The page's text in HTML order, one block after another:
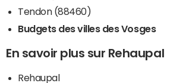
Tendon (88460)
Budgets des villes des Vosges
En savoir plus sur Rehaupal
Rehaupal